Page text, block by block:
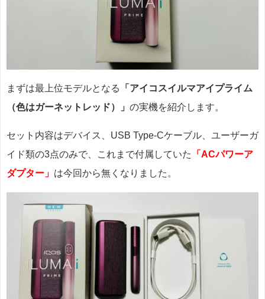
まずは最上位モデルとなる
「アイコスイルマアイプライム
（色はガーネットレッド）」 の実機を紹介します。
セット内容はデバイス、USB Type-Cケーブル、ユーザーガ
イド類の3点のみで、これまで付属していた
「 ACパワーア
ダプター」 は今回から無くなりました。